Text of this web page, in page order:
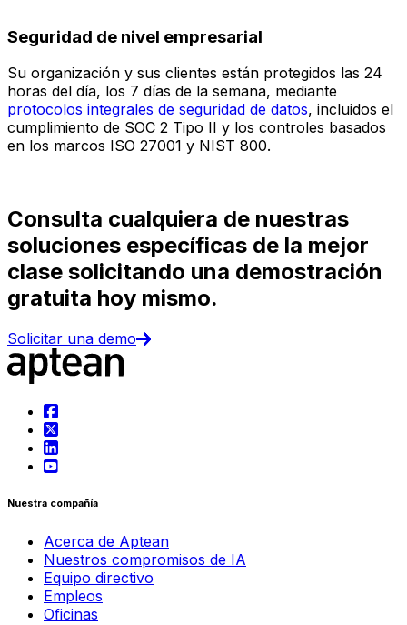
Seguridad de nivel empresarial
Su organización y sus clientes están protegidos las 24
horas del día, los 7 días de la semana, mediante
protocolos integrales de seguridad de datos, incluidos el
cumplimiento de SOC 2 Tipo II y los controles basados
en los marcos ISO 27001 y NIST 800.
Consulta cualquiera de nuestras
soluciones específicas de la mejor
clase solicitando una demostración
gratuita hoy mismo.
Solicitar una demo
Nuestra compañía
Acerca de Aptean
Nuestros compromisos de IA
Equipo directivo
Empleos
Oficinas